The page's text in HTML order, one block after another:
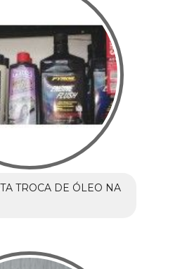
TROCA DE ÓLEO NA